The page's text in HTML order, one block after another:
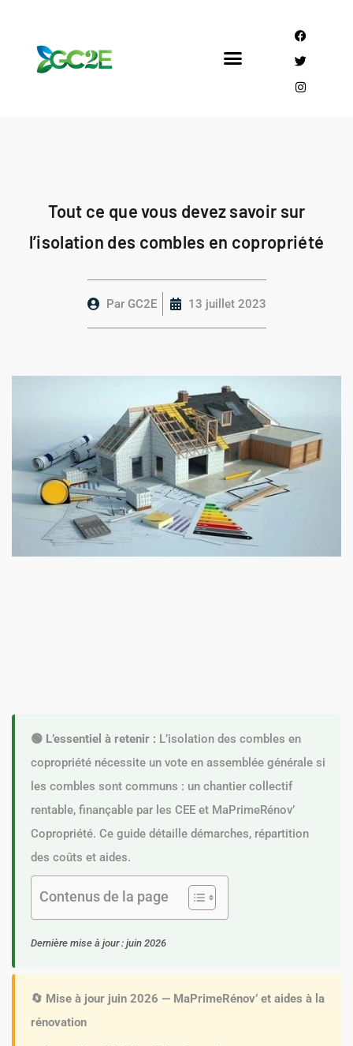
Tout ce que vous devez savoir sur
l’isolation des combles en copropriété
ParGC2E 13 juillet 2023
🟢 L’essentiel à retenir : L’isolation des combles en
copropriété nécessite un vote en assemblée générale si
les combles sont communs : un chantier collectif
rentable, finançable par les CEE et MaPrimeRénov’
Copropriété. Ce guide détaille démarches, répartition
des coûts et aides.
Contenus de la page
Dernière mise à jour : juin 2026
🔄 Mise à jour juin 2026 — MaPrimeRénov’ et aides à la
rénovation